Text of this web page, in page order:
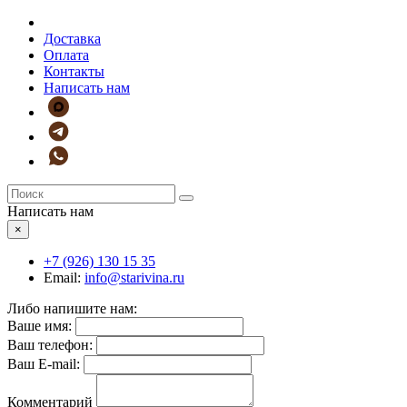
Доставка
Оплата
Контакты
Написать нам
Написать нам
×
+7 (926) 130 15 35
Email: info@starivina.ru
Либо напишите нам:
Ваше имя:
Ваш телефон:
Ваш E-mail:
Комментарий